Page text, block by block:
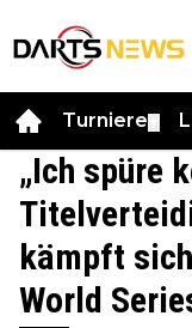
Turniere
„Ich spüre
kämpft
World